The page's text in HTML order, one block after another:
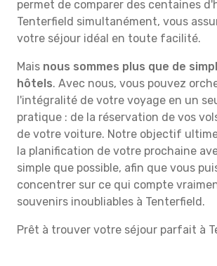
permet de comparer des centaines
Tenterfield simultanément, vous
votre séjour idéal en toute facilité.
Mais nous sommes plus que de
hôtels. Avec nous, vous pouvez
l'intégralité de votre voyage en un
pratique : de la réservation de vos
de votre voiture. Notre objectif
la planification de votre prochaine
simple que possible, afin que vous
concentrer sur ce qui compte
souvenirs inoubliables à Tenterfield.
Prêt à trouver votre séjour parfait à